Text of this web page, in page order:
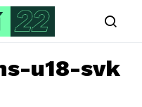
u18-svk